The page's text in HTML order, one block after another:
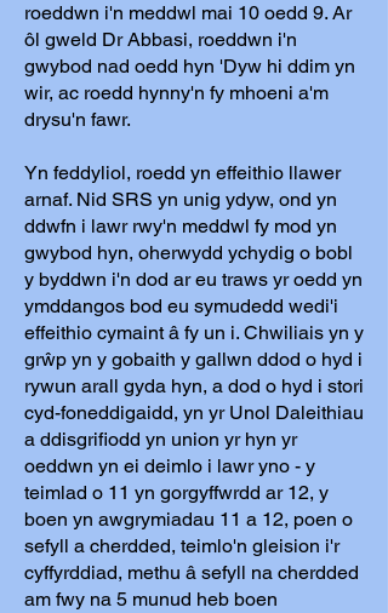
roeddwn i'n meddwl mai 10 oedd 9. Ar
ôl gweld Dr Abbasi, roeddwn i'n
gwybod nad oedd hyn 'Dyw hi ddim yn
wir, ac roedd hynny'n fy mhoeni a'm
drysu'n fawr.
Yn feddyliol, roedd yn effeithio llawer
arnaf. Nid SRS yn unig ydyw, ond yn
ddwfn i lawr rwy'n meddwl fy mod yn
gwybod hyn, oherwydd ychydig o bobl
y byddwn i'n dod ar eu traws yr oedd yn
ymddangos bod eu symudedd wedi'i
effeithio cymaint â fy un i. Chwiliais yn y
grŵp yn y gobaith y gallwn ddod o hyd i
rywun arall gyda hyn, a dod o hyd i stori
cyd-foneddigaidd, yn yr Unol Daleithiau
a ddisgrifiodd yn union yr hyn yr
oeddwn yn ei deimlo i lawr yno - y
teimlad o 11 yn gorgyffwrdd ar 12, y
boen yn awgrymiadau 11 a 12, poen o
sefyll a cherdded, teimlo'n gleision i'r
cyffyrddiad, methu â sefyll na cherdded
am fwy na 5 munud heb boen